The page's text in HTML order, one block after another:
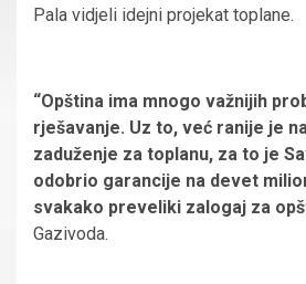
Pala vidjeli idejni projekat toplane.
“Opština ima mnogo važnijih
rješavanje. Uz to, već ranije je
zaduženje za toplanu, za to je
odobrio garancije na devet
svakako preveliki zalogaj za
Gazivoda.